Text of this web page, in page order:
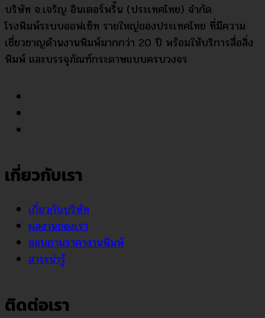
บริษัท จ.เจริญ อินเตอร์พริ้น (ประเทศไทย) จำกัด
โรงพิมพ์ระบบออฟเซ็ท รายใหญ่ของประเทศไทย ที่มีความ
เชี่ยวชาญด้านงานพิมพ์มากกว่า 20 ปี พร้อมให้บริการสื่อสิ่ง
พิมพ์ และบรรจุภัณฑ์กระดาษแบบครบวงจร
เกี่ยวกับเรา
เกี่ยวกับบริษัท
ผลงานของเรา
สอบถามราคางานพิมพ์
สาระน่ารู้
ติดต่อเรา